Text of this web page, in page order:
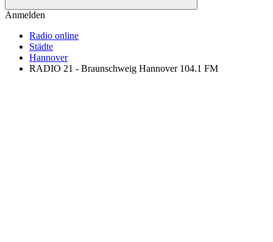
Anmelden
Radio online
Städte
Hannover
RADIO 21 - Braunschweig Hannover 104.1 FM